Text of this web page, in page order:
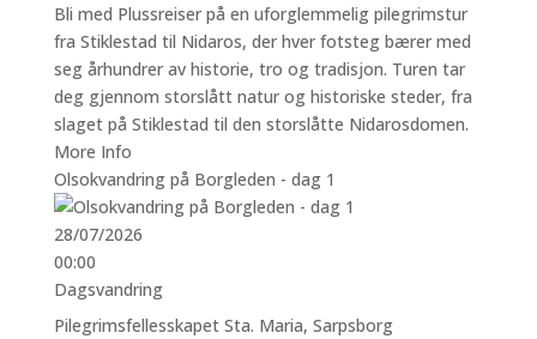
Bli med Plussreiser på en uforglemmelig pilegrimstur
fra Stiklestad til Nidaros, der hver fotsteg bærer med
seg århundrer av historie, tro og tradisjon. Turen tar
deg gjennom storslått natur og historiske steder, fra
slaget på Stiklestad til den storslåtte Nidarosdomen.
More Info
Olsokvandring på Borgleden - dag 1
28/07/2026
00:00
Dagsvandring
Pilegrimsfellesskapet Sta. Maria, Sarpsborg